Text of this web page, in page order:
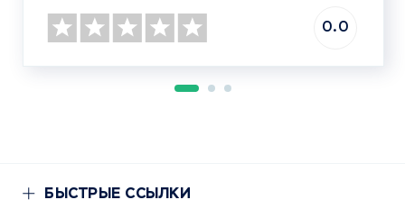
0.0
БЫСТРЫЕ ССЫЛКИ